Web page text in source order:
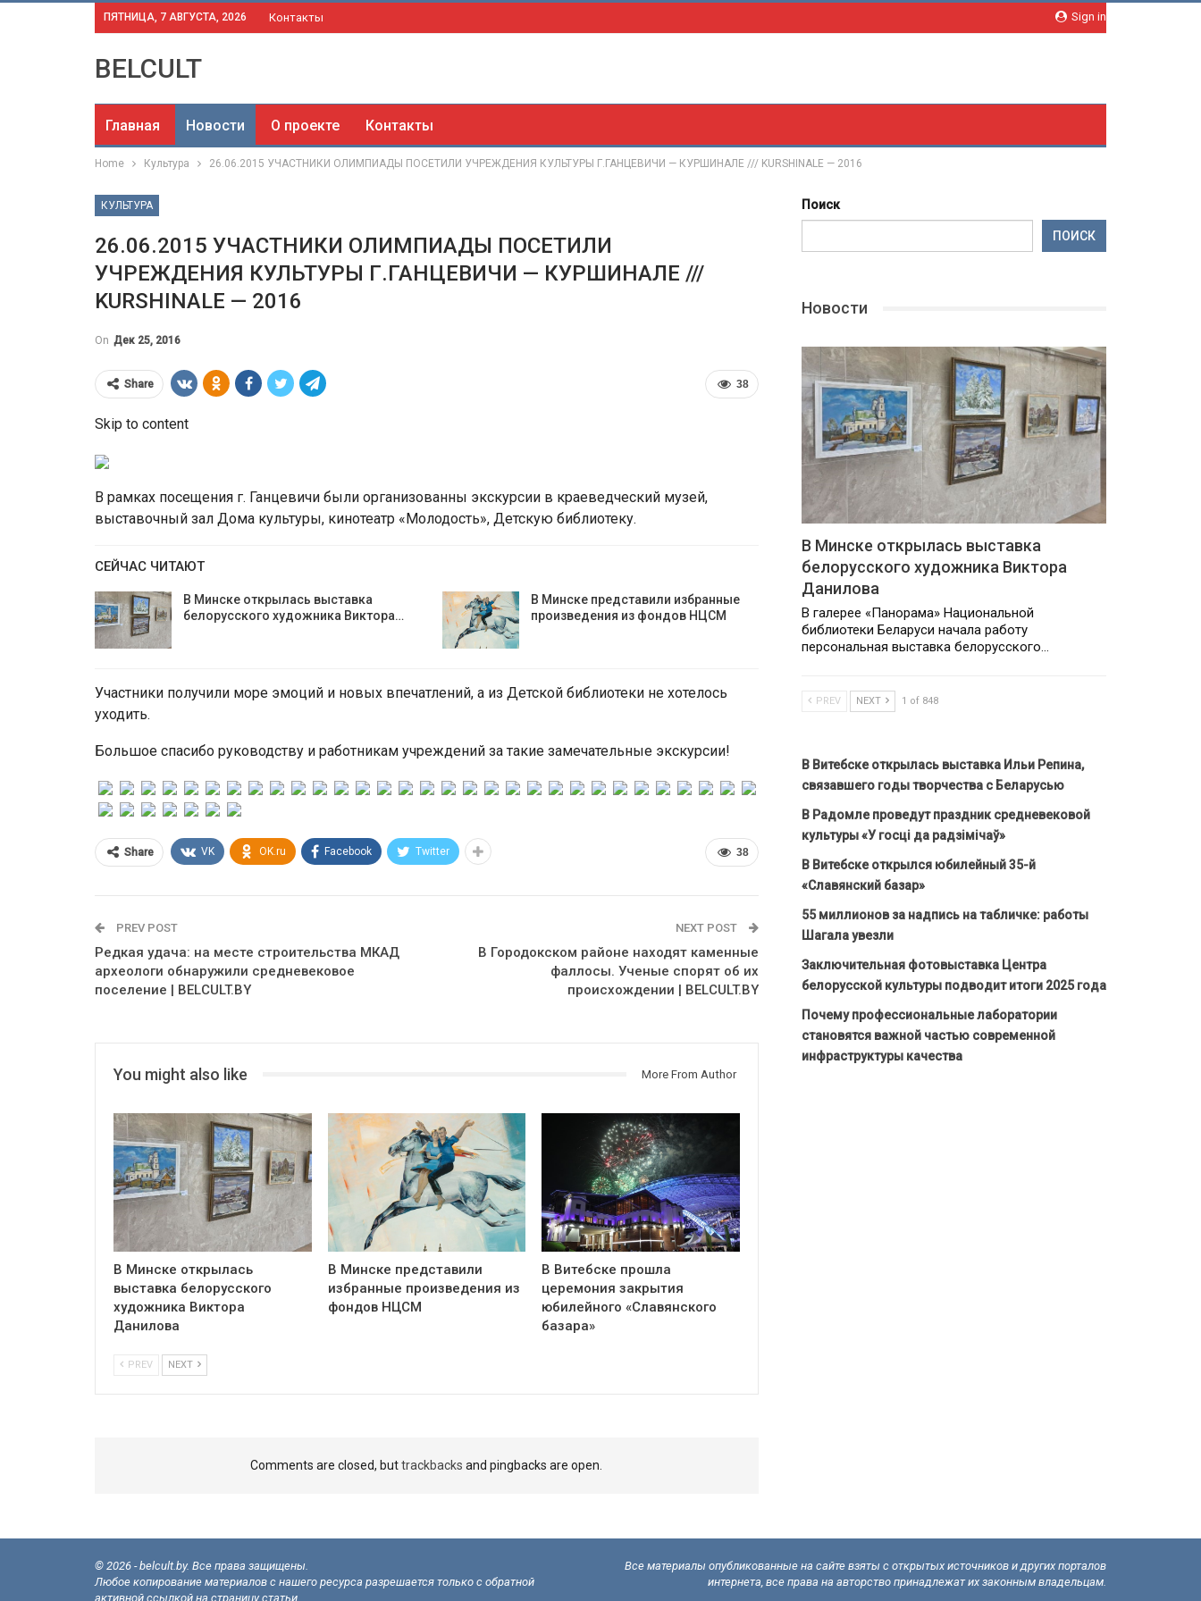
Sign in
ПЯТНИЦА, 7 АВГУСТА, 2026 Контакты
BELCULT
Главная Новости О проекте Контакты
Home Культура 26.06.2015 УЧАСТНИКИ ОЛИМПИАДЫ ПОСЕТИЛИ УЧРЕЖДЕНИЯ КУЛЬТУРЫ Г.ГАНЦЕВИЧИ — КУРШИНАЛЕ /// KURSHINALE — 2016
КУЛЬТУРА
26.06.2015 УЧАСТНИКИ ОЛИМПИАДЫ ПОСЕТИЛИ
УЧРЕЖДЕНИЯ КУЛЬТУРЫ Г.ГАНЦЕВИЧИ — КУРШИНАЛЕ ///
KURSHINALE — 2016
On Дек 25, 2016
38
Share
Skip to content
В рамках посещения г. Ганцевичи были организованны экскурсии в краеведческий музей,
выставочный зал Дома культуры, кинотеатр «Молодость», Детскую библиотеку.
СЕЙЧАС ЧИТАЮТ
В Минске открылась выставка
белорусского художника Виктора…
В Минске представили избранные
произведения из фондов НЦСМ
Участники получили море эмоций и новых впечатлений, а из Детской библиотеки не хотелось
уходить.
Большое спасибо руководству и работникам учреждений за такие замечательные экскурсии!
38
Share VK OK.ru Facebook Twitter
PREV POST
Редкая удача: на месте строительства МКАД
археологи обнаружили средневековое
поселение | BELCULT.BY
NEXT POST
В Городокском районе находят каменные
фаллосы. Ученые спорят об их
происхождении | BELCULT.BY
You might also like More From Author
В Минске открылась
выставка белорусского
художника Виктора
Данилова
В Минске представили
избранные произведения из
фондов НЦСМ
В Витебске прошла
церемония закрытия
юбилейного «Славянского
базара»
PREV NEXT
Comments are closed, buttrackbacks and pingbacks are open.
Поиск
ПОИСК
Новости
В Минске открылась выставка
белорусского художника Виктора
Данилова
В галерее «Панорама» Национальной
библиотеки Беларуси начала работу
персональная выставка белорусского…
PREV NEXT 1 of 848
В Витебске открылась выставка Ильи Репина,
связавшего годы творчества с Беларусью
В Радомле проведут праздник средневековой
культуры «У госці да радзімічаў»
В Витебске открылся юбилейный 35-й
«Славянский базар»
55 миллионов за надпись на табличке: работы
Шагала увезли
Заключительная фотовыставка Центра
белорусской культуры подводит итоги 2025 года
Почему профессиональные лаборатории
становятся важной частью современной
инфраструктуры качества
© 2026 - belcult.by. Все права защищены.
Любое копирование материалов с нашего ресурса разрешается только с обратной
активной ссылкой на страницу статьи.
Все материалы опубликованные на сайте взяты с открытых источников и других порталов
интернета, все права на авторство принадлежат их законным владельцам.